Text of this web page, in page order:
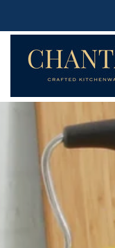
to
content